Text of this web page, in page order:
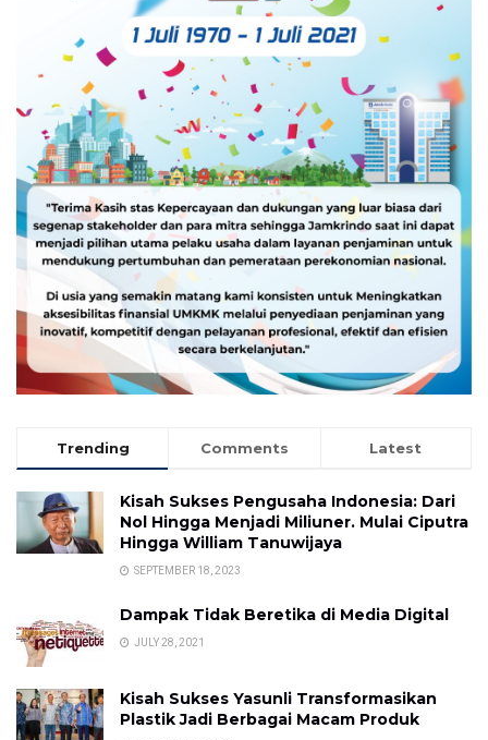
Trending Comments Latest
Kisah Sukses Pengusaha Indonesia: Dari
Nol Hingga Menjadi Miliuner. Mulai Ciputra
Hingga William Tanuwijaya
SEPTEMBER 18, 2023
Dampak Tidak Beretika di Media Digital
JULY 28, 2021
Kisah Sukses Yasunli Transformasikan
Plastik Jadi Berbagai Macam Produk